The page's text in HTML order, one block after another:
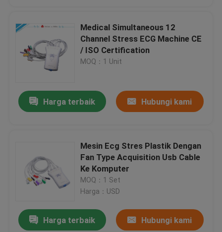
Medical Simultaneous 12
Channel Stress ECG Machine CE
/ ISO Certification
MOQ：1 Unit
Harga terbaik Hubungi kami
Mesin Ecg Stres Plastik Dengan
Fan Type Acquisition Usb Cable
Ke Komputer
MOQ：1 Set
Harga：USD
Harga terbaik Hubungi kami